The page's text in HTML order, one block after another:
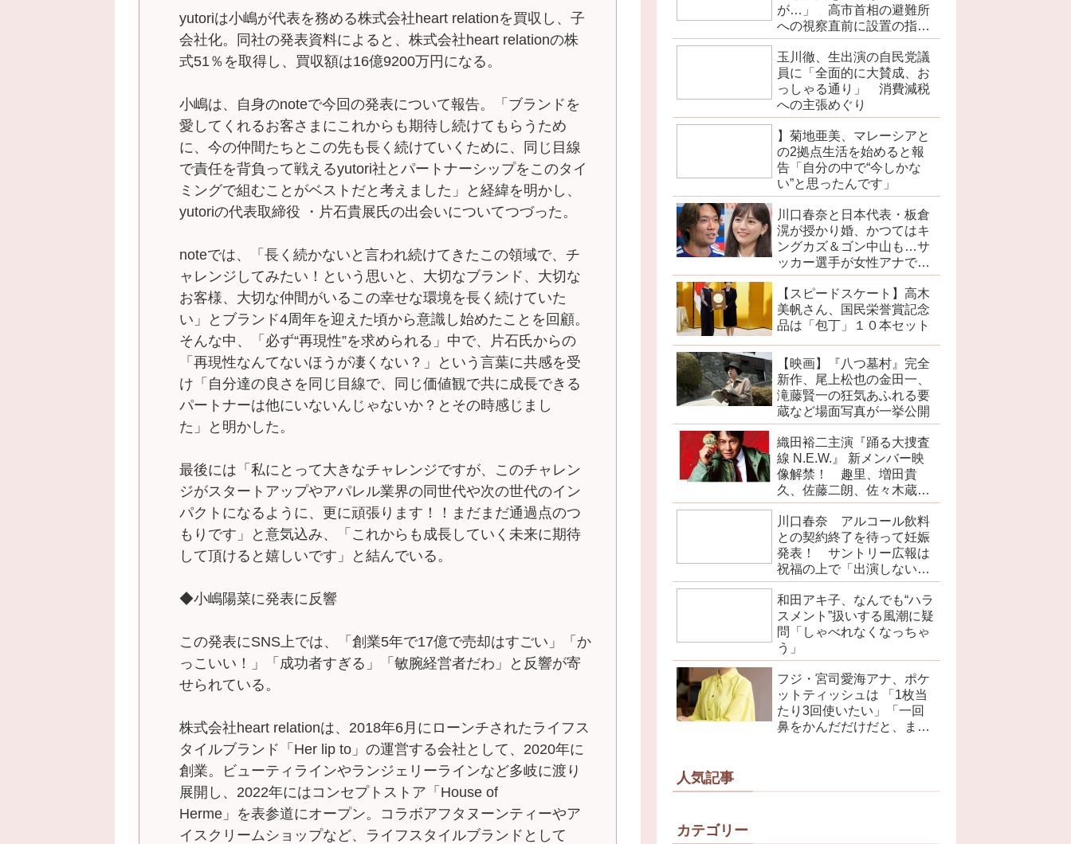
yutoriは小嶋が代表を務める株式会社heart relationを買収し、子
会社化。同社の発表資料によると、株式会社heart relationの株
式51％を取得し、買収額は16億9200万円になる。
小嶋は、自身のnoteで今回の発表について報告。「ブランドを
愛してくれるお客さまにこれからも期待し続けてもらうため
に、今の仲間たちとこの先も長く続けていくために、同じ目線
で責任を背負って戦えるyutori社とパートナーシップをこのタイ
ミングで組むことがベストだと考えました」と経緯を明かし、
yutoriの代表取締役 ・片石貴展氏の出会いについてつづった。
noteでは、「長く続かないと言われ続けてきたこの領域で、チ
ャレンジしてみたい！という思いと、大切なブランド、大切な
お客様、大切な仲間がいるこの幸せな環境を長く続けていた
い」とブランド4周年を迎えた頃から意識し始めたことを回顧。
そんな中、「必ず“再現性”を求められる」中で、片石氏からの
「再現性なんてないほうが凄くない？」という言葉に共感を受
け「自分達の良さを同じ目線で、同じ価値観で共に成長できる
パートナーは他にいないんじゃないか？とその時感じまし
た」と明かした。
最後には「私にとって大きなチャレンジですが、このチャレン
ジがスタートアップやアパレル業界の同世代や次の世代のイン
パクトになるように、更に頑張ります！！まだまだ通過点のつ
もりです」と意気込み、「これからも成長していく未来に期待
して頂けると嬉しいです」と結んでいる。
◆小嶋陽菜に発表に反響
この発表にSNS上では、「創業5年で17億で売却はすごい」「か
っこいい！」「成功者すぎる」「敏腕経営者だわ」と反響が寄
せられている。
株式会社heart relationは、2018年6月にローンチされたライフス
タイルブランド「Her lip to」の運営する会社として、2020年に
創業。ビューティラインやランジェリーラインなど多岐に渡り
展開し、2022年にはコンセプトストア「House of
Herme」を表参道にオープン。コラボアフタヌーンティーやア
イスクリームショップなど、ライフスタイルブランドとして
が…」 高市首相の避難所
への視察直前に設置の指摘
で
玉川徹、生出演の自民党議
員に「全面的に大賛成、お
っしゃる通り」 消費減税
への主張めぐり
】菊地亜美、マレーシアと
の2拠点生活を始めると報
告「自分の中で“今しかな
い”と思ったんです」
川口春奈と日本代表・板倉
滉が授かり婚、かつてはキ
ングカズ＆ゴン中山も…サ
ッカー選手が女性アナでは
なく女優と出会う接点
【スピードスケート】高木
美帆さん、国民栄誉賞記念
品は「包丁」１０本セット
【映画】『八つ墓村』完全
新作、尾上松也の金田一、
滝藤賢一の狂気あふれる要
蔵など場面写真が一挙公開
織田裕二主演『踊る大捜査
線 N.E.W.』 新メンバー映
像解禁！ 趣里、増田貴
久、佐藤二朗、佐々木蔵之
介、野呂佳代ら出演
川口春奈 アルコール飲料
との契約終了を待って妊娠
発表！ サントリー広報は
祝福の上で「出演しない広
告に順次切り替える」
和田アキ子、なんでも“ハラ
スメント”扱いする風潮に疑
問「しゃべれなくなっちゃ
う」
フジ・宮司愛海アナ、ポケ
ットティッシュは 「1枚当
たり3回使いたい」「一回
鼻をかんだだけだと、まだ
人気記事
カテゴリー